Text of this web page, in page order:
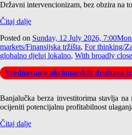
Državni intervencionizam, bez obzira na
Čitaj dalje
Posted on Sunday, 12 July 2026, 7:00
markets/Finansijska tržišta, For thinking/
globalno djeluj lokalno, With broadly
Vrednovanje akcionarskih društava
Banjalučka berza investitorima stavlja
ocijeniti potencijalnu profitabilnost
Čitaj dalje